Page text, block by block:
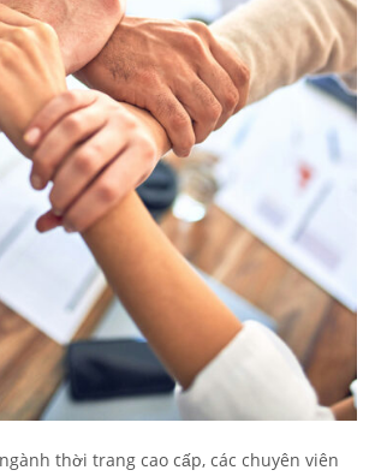
thời trang cao cấp, các chuyên viên